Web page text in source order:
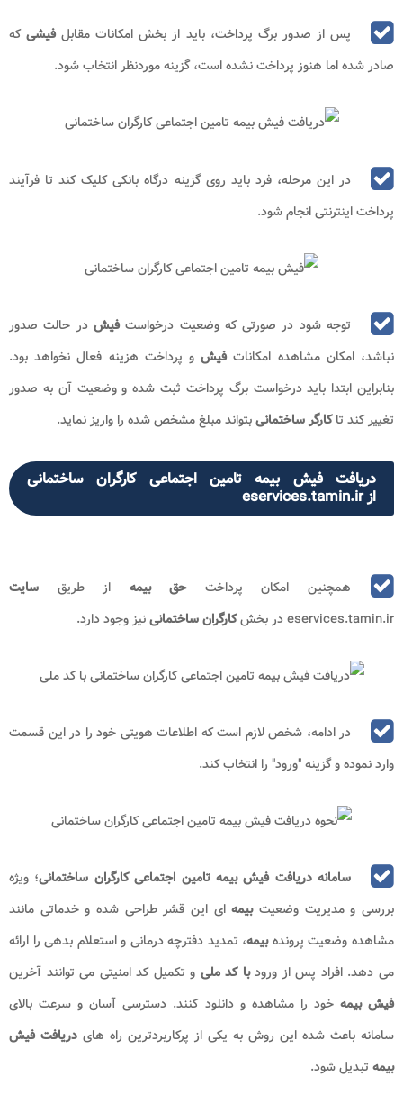
پس از صدور برگ پرداخت، باید از بخش امکانات مقابلفیشیکه
صادر شده اما هنوز پرداخت نشده است، گزینه موردنظر انتخاب شود.
در این مرحله، فرد باید روی گزینه درگاه بانکی کلیک کند تا فرآیند
پرداخت اینترنتی انجام شود.
توجه شود در صورتی که وضعیت درخواستفیشدر حالت صدور
نباشد، امکان مشاهده امکاناتفیش و پرداخت هزینه فعال نخواهد بود.
بنابراین ابتدا باید درخواست برگ پرداخت ثبت شده و وضعیت آن به صدور
تغییر کند تاکارگر ساختمانیبتواند مبلغ مشخص شده را واریز نماید.
دریافت فیش بیمه تامین اجتماعی کارگران ساختمانی
از eservices.tamin.ir
همچنین امکان پرداختحق بیمه از طریق سایت
eservices.tamin.ir در بخش
کارگران ساختمانینیز وجود دارد.
در ادامه، شخص لازم است که اطلاعات هویتی خود را در این قسمت
وارد نموده و گزینه "ورود" را انتخاب کند.
سامانه دریافت فیش بیمه تامین اجتماعی کارگران ساختمانی؛ ویژه
بررسی و مدیریت وضعیتبیمهای این قشر طراحی شده و خدماتی مانند
مشاهده وضعیت پروندهبیمه، تمدید دفترچه درمانی و استعلام بدهی را ارائه
می دهد. افراد پس از ورودبا کد ملی و تکمیل کد امنیتی می توانند آخرین
فیش بیمه خود را مشاهده و دانلود کنند. دسترسی آسان و سرعت بالای
سامانه باعث شده این روش به یکی از پرکاربردترین راه های دریافت فیش
بیمه تبدیل شود.